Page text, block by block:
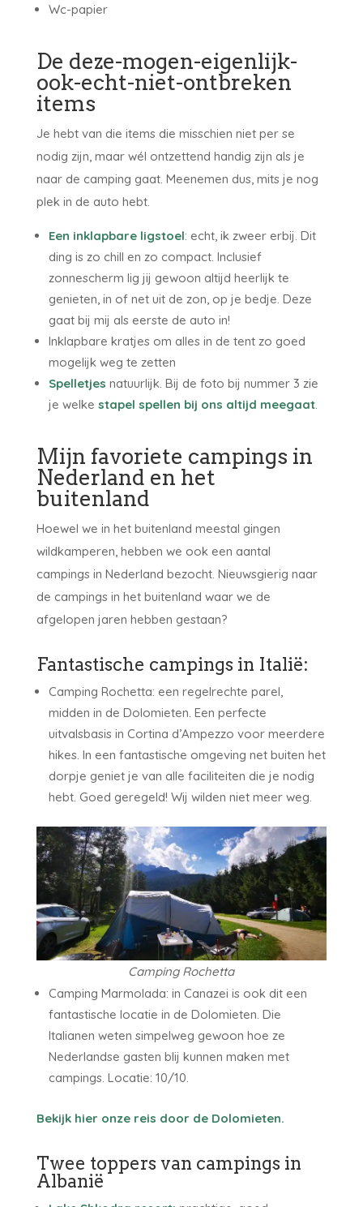
Wc-papier
De deze-mogen-eigenlijk-
ook-echt-niet-ontbreken
items
Je hebt van die items die misschien niet per se
nodig zijn, maar wél ontzettend handig zijn als je
naar de camping gaat. Meenemen dus, mits je nog
plek in de auto hebt.
Een inklapbare ligstoel: echt, ik zweer erbij. Dit
ding is zo chill en zo compact. Inclusief
zonnescherm lig jij gewoon altijd heerlijk te
genieten, in of net uit de zon, op je bedje. Deze
gaat bij mij als eerste de auto in!
Inklapbare kratjes om alles in de tent zo goed
mogelijk weg te zetten
Spelletjes natuurlijk. Bij de foto bij nummer 3 zie
je welke stapel spellen bij ons altijd meegaat.
Mijn favoriete campings in
Nederland en het
buitenland
Hoewel we in het buitenland meestal gingen
wildkamperen, hebben we ook een aantal
campings in Nederland bezocht. Nieuwsgierig naar
de campings in het buitenland waar we de
afgelopen jaren hebben gestaan?
Fantastische campings in Italië:
Camping Rochetta: een regelrechte parel,
midden in de Dolomieten. Een perfecte
uitvalsbasis in Cortina d’Ampezzo voor meerdere
hikes. In een fantastische omgeving net buiten het
dorpje geniet je van alle faciliteiten die je nodig
hebt. Goed geregeld! Wij wilden niet meer weg.
Camping Rochetta
Camping Marmolada: in Canazei is ook dit een
fantastische locatie in de Dolomieten. Die
Italianen weten simpelweg gewoon hoe ze
Nederlandse gasten blij kunnen maken met
campings. Locatie: 10/10.
Bekijk hier onze reis door de Dolomieten.
Twee toppers van campings in
Albanië